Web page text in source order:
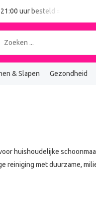
uur besteld = vandaag
& Slapen Gezondheid
huishoudelijke
reiniging met duurzame,